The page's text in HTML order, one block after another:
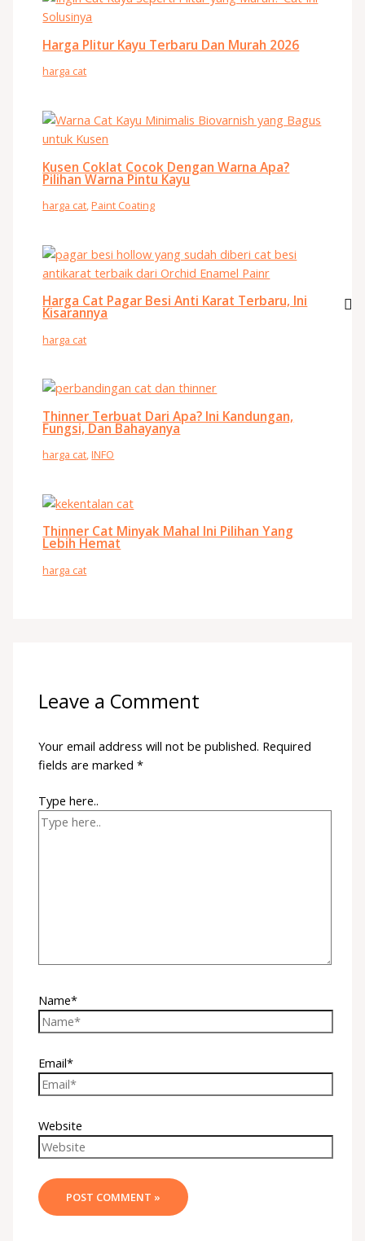
Harga Plitur Kayu Terbaru Dan Murah 2026
harga cat
Kusen Coklat Cocok Dengan Warna Apa?
Pilihan Warna Pintu Kayu
harga cat,Paint Coating
Harga Cat Pagar Besi Anti Karat Terbaru, Ini
Kisarannya
harga cat
Thinner Terbuat Dari Apa? Ini Kandungan,
Fungsi, Dan Bahayanya
harga cat,INFO
Thinner Cat Minyak Mahal Ini Pilihan Yang
Lebih Hemat
harga cat
Leave a Comment
Your email address will not be published. Required
fields are marked*
Type here..
Name*
Email*
Website